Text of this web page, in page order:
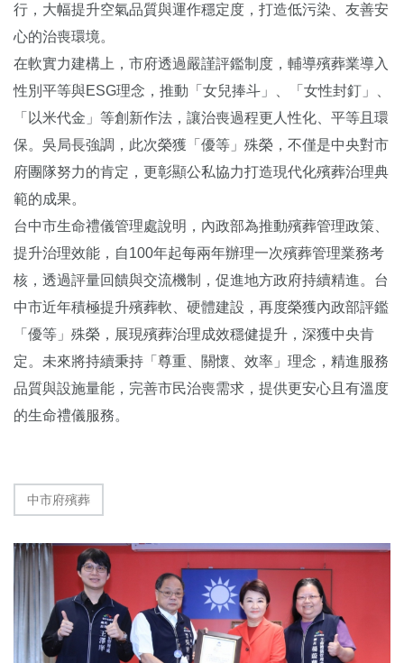
行，大幅提升空氣品質與運作穩定度，打造低污染、友善安
心的治喪環境。
在軟實力建構上，市府透過嚴謹評鑑制度，輔導殯葬業導入
性別平等與ESG理念，推動「女兒捧斗」、「女性封釘」、
「以米代金」等創新作法，讓治喪過程更人性化、平等且環
保。吳局長強調，此次榮獲「優等」殊榮，不僅是中央對市
府團隊努力的肯定，更彰顯公私協力打造現代化殯葬治理典
範的成果。
台中市生命禮儀管理處說明，內政部為推動殯葬管理政策、
提升治理效能，自100年起每兩年辦理一次殯葬管理業務考
核，透過評量回饋與交流機制，促進地方政府持續精進。台
中市近年積極提升殯葬軟、硬體建設，再度榮獲內政部評鑑
「優等」殊榮，展現殯葬治理成效穩健提升，深獲中央肯
定。未來將持續秉持「尊重、關懷、效率」理念，精進服務
品質與設施量能，完善市民治喪需求，提供更安心且有溫度
的生命禮儀服務。
中市府殯葬